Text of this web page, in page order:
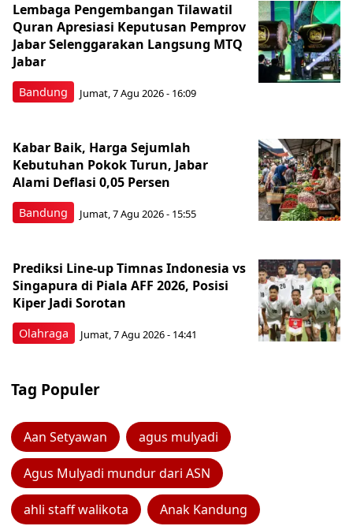
Bandung
Lembaga Pengembangan Tilawatil
Quran Apresiasi Keputusan Pemprov
Jabar Selenggarakan Langsung MTQ
Jabar
Jumat, 7 Agu 2026 - 16:09
Bandung
Kabar Baik, Harga Sejumlah
Kebutuhan Pokok Turun, Jabar
Alami Deflasi 0,05 Persen
Jumat, 7 Agu 2026 - 15:55
Olahraga
Prediksi Line-up Timnas Indonesia vs
Singapura di Piala AFF 2026, Posisi
Kiper Jadi Sorotan
Jumat, 7 Agu 2026 - 14:41
Tag Populer
Aan Setyawan agus mulyadi
Agus Mulyadi mundur dari ASN
ahli staff walikota Anak Kandung